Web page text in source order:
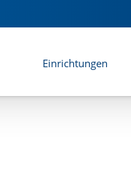
Einrichtungen